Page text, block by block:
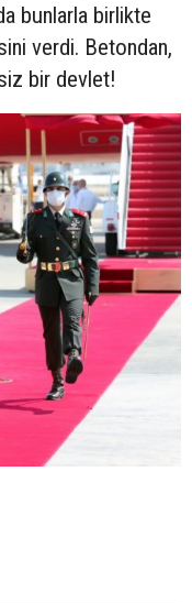
bunlarla birlikte
verdi. Betondan,
bir devlet!